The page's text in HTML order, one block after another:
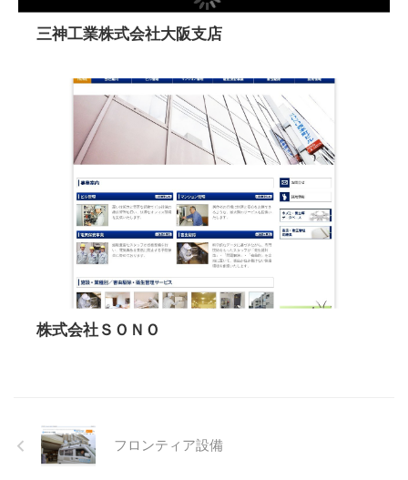
三神工業株式会社大阪支店
株式会社ＳＯＮＯ
フロンティア設備